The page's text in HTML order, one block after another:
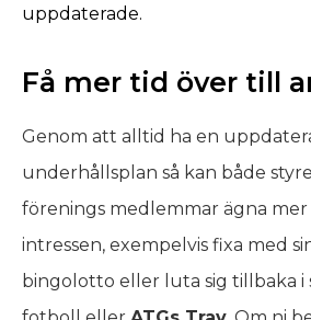
uppdaterade.
Få mer tid över till
Genom att alltid ha en
underhållsplan så kan både
förenings medlemmar ägna mer
intressen, exempelvis fixa med
bingolotto eller luta sig tillbaka i